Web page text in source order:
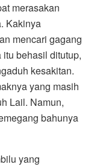
merasakan
Kakinya
mencari gagang
behasil ditutup,
kesakitan.
yang masih
Lail. Namun,
bahunya
yang